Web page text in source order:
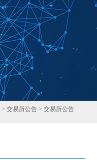
> 交易所公告 > 交易所公告